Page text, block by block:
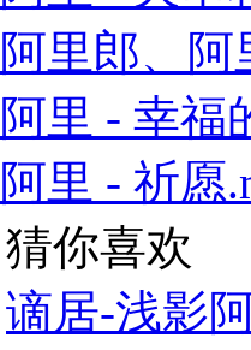
阿里郎、阿
阿里 - 幸福
阿里 - 祈愿
猜你喜欢
谪居-浅影